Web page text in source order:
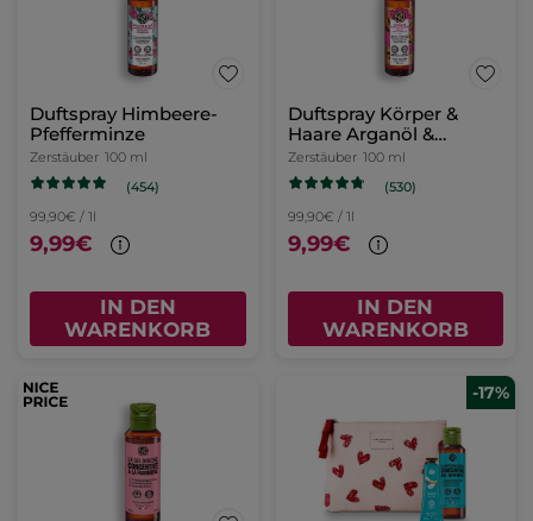
Duftspray Himbeere-
Pfefferminze
Zerstäuber 100 ml
(454)
99,90€ / 1l
9,99€
IN DEN
WARENKORB
Duftspray Körper &
Haare Arganöl &
Rosenblüten
Zerstäuber 100 ml
(530)
99,90€ / 1l
9,99€
IN DEN
WARENKORB
-17%